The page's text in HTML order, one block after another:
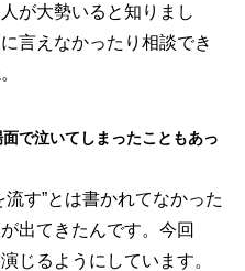
が大勢いると知りまし
言えなかったり相談でき
で泣いてしまったこともあっ
す”とは書かれてなかった
出てきたんです。今回
じるようにしています。